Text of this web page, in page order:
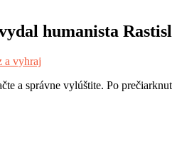
humanista
a vyhraj
a správne vylúštite. Po